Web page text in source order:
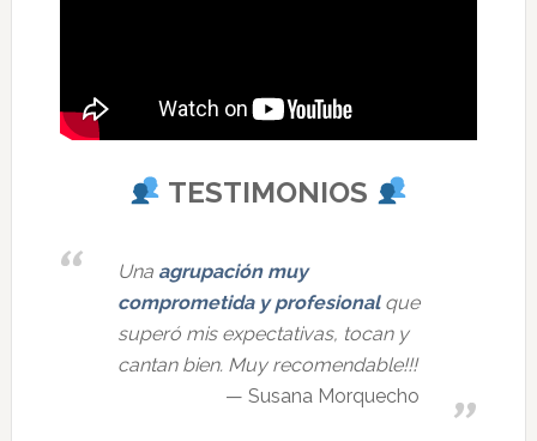
TESTIMONIOS
Una agrupación muy
comprometida y profesionalque
superó mis expectativas, tocan y
cantan bien. Muy recomendable!!!
Susana Morquecho